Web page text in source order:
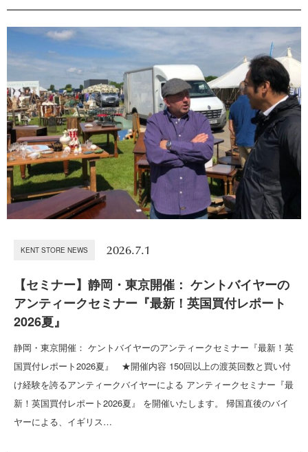
KENT STORE NEWS 2026.7.1
【セミナー】静岡・東京開催： ケントバイヤーの
アンティークセミナー『最新！英国買付レポート
2026夏』
静岡・東京開催： ケントバイヤーのアンティークセミナー『最新！英
国買付レポート2026夏』 ★開催内容 150回以上の渡英回数と買い付
け経験を誇るアンティークバイヤーによる アンティークセミナー『最
新！英国買付レポート2026夏』 を開催いたします。 帰国直後のバイ
ヤーによる、イギリス…